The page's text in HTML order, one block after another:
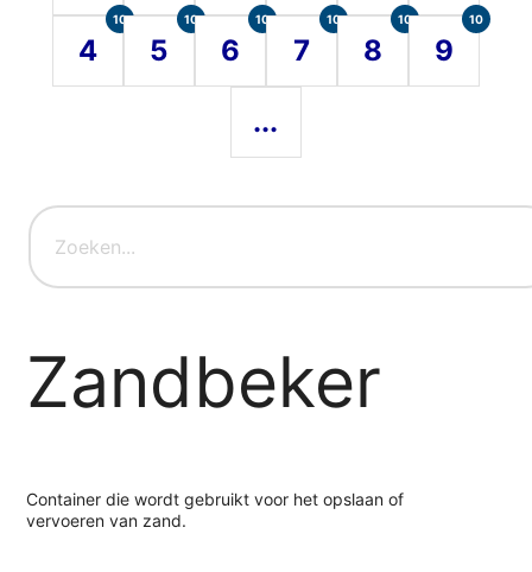
4
10
5
10
6
10
7
10
8
10
9
10
...
Zandbeker
Container die wordt gebruikt voor het opslaan of
vervoeren van zand.